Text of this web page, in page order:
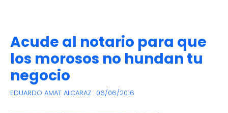
Acude al notario para que
los morosos no hundan tu
negocio
EDUARDO AMAT ALCARAZ 06/06/2016